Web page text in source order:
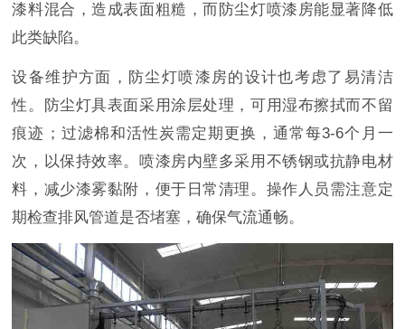
漆料混合，造成表面粗糙，而防尘灯喷漆房能显著降低
此类缺陷。
设备维护方面，防尘灯喷漆房的设计也考虑了易清洁
性。防尘灯具表面采用涂层处理，可用湿布擦拭而不留
痕迹；过滤棉和活性炭需定期更换，通常每3-6个月一
次，以保持效率。喷漆房内壁多采用不锈钢或抗静电材
料，减少漆雾黏附，便于日常清理。操作人员需注意定
期检查排风管道是否堵塞，确保气流通畅。